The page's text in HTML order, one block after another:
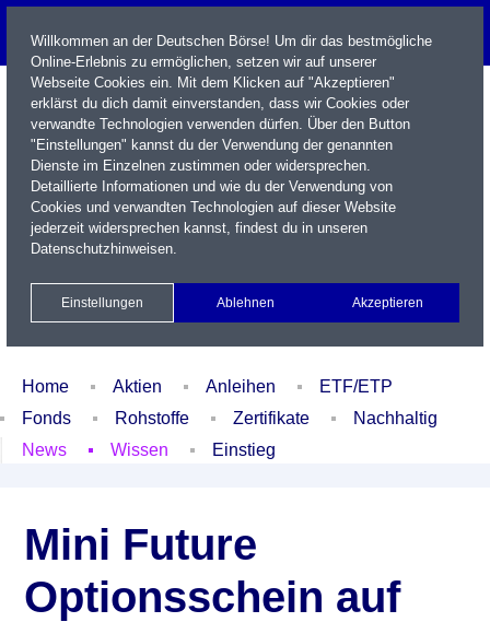
Name / WKN / ISIN / Kürzel
Xetra Realtime
Watchlist Portfolio Login
Home Aktien Anleihen
ETF/ETP
Fonds
Rohstoffe Zertifikate
Nachhaltig
News
Wissen Einstieg
Mini Future
Optionsschein auf
Willkommen an der Deutschen Börse! Um dir das bestmögliche
Online-Erlebnis zu ermöglichen, setzen wir auf unserer
Webseite Cookies ein. Mit dem Klicken auf "Akzeptieren"
erklärst du dich damit einverstanden, dass wir Cookies oder
verwandte Technologien verwenden dürfen. Über den Button
"Einstellungen" kannst du der Verwendung der genannten
Dienste im Einzelnen zustimmen oder widersprechen.
Detaillierte Informationen und wie du der Verwendung von
Cookies und verwandten Technologien auf dieser Website
jederzeit widersprechen kannst, findest du in unseren
Datenschutzhinweisen.
Einstellungen Ablehnen Akzeptieren